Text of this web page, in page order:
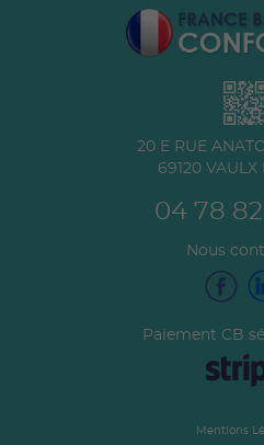
20 E RUE
69120 VAULX
04 78
Nous
Paiement CB
Mentions